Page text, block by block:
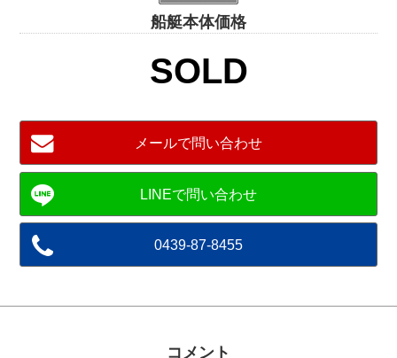
船艇本体価格
SOLD
メールで問い合わせ
0439-87-8455
コメント